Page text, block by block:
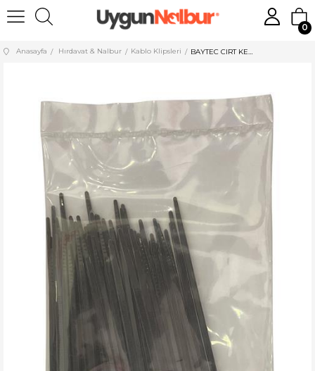
0
Anasayfa Hırdavat & Nalbur Kablo Klipsleri